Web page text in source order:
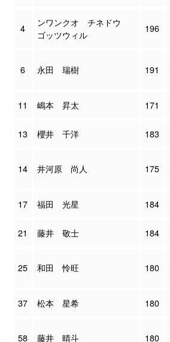
4
ンワンクオ チネドウ
ゴッツウィル
196
6 永田 瑞樹 191
11 嶋本 昇太 171
13 櫻井 千洋 183
14 井河原 尚人 175
17 福田 光星 184
21 藤井 敬士 184
25 和田 怜旺 180
37 松本 星希 180
58 藤井 晴斗 180